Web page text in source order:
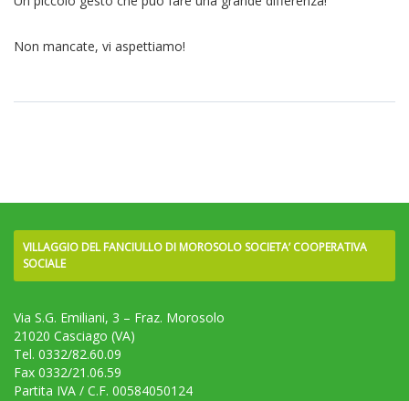
Non mancate, vi aspettiamo!
VILLAGGIO DEL FANCIULLO DI MOROSOLO SOCIETA’ COOPERATIVA
SOCIALE
Via S.G. Emiliani, 3 – Fraz. Morosolo
21020 Casciago (VA)
Tel. 0332/82.60.09
Fax 0332/21.06.59
Partita IVA / C.F. 00584050124